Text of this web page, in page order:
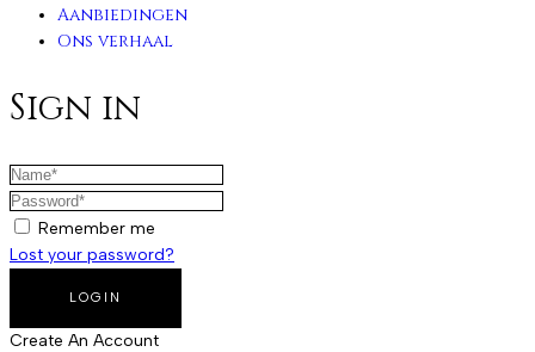
Aanbiedingen
Ons verhaal
Sign in
Remember me
Lost your password?
Create An Account